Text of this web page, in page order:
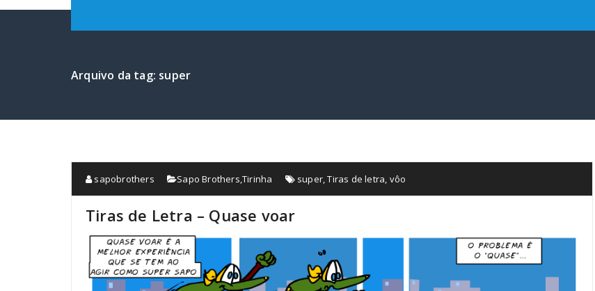
Arquivo da tag: super
sapobrothers Sapo Brothers ,Tirinha super ,Tiras de letra vôo
Tiras de Letra – Quase voar